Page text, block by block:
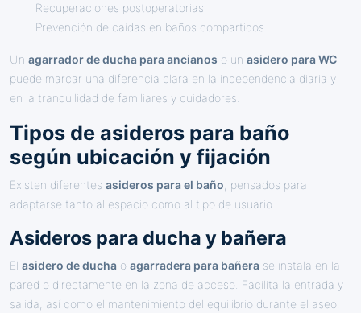
Recuperaciones postoperatorias
Prevención de caídas en baños compartidos
Un agarrador de ducha para ancianos o un asidero para WC
puede marcar una diferencia clara en la independencia diaria y
en la tranquilidad de familiares y cuidadores.
Tipos de asideros para baño
según ubicación y fijación
Existen diferentes asideros para el baño , pensados para
adaptarse tanto al espacio como al tipo de usuario.
Asideros para ducha y bañera
El asidero de ducha o agarradera para bañera se instala en la
pared o directamente en la zona de acceso. Facilita la entrada y
salida, así como el mantenimiento del equilibrio durante el aseo.